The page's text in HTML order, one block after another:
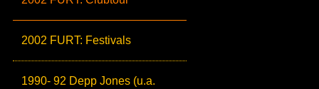
2002 FURT: Festivals
1990- 92 Depp Jones (u.a.